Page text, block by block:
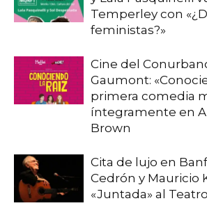
Temperley con
feministas?»
Cine del
Gaumont:
primera comedia
íntegramente en
Brown
Cita de lujo en
Cedrón y Mauricio
«Juntada» al